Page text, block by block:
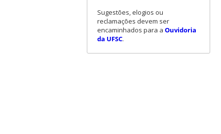
Sugestões, elogios ou
reclamações devem ser
encaminhados para a Ouvidoria
da UFSC.